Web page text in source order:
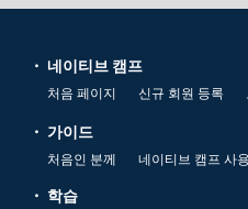
네이티브 캠프
처음 페이지 신규 회원 등록
가이드
처음인 분께 네이티브 캠프 사
학습